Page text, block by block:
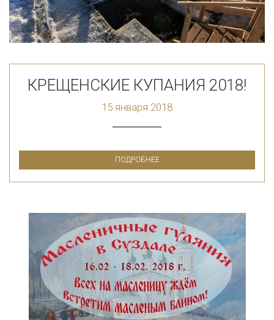
КРЕЩЕНСКИЕ КУПАНИЯ 2018!
15 января 2018
ПОДРОБНЕЕ